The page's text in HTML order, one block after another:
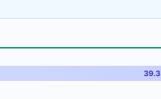
39.3